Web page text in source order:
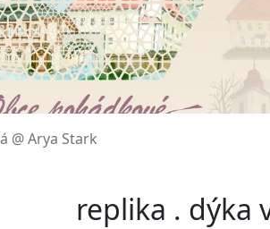
@ Arya Stark
replika . dýka